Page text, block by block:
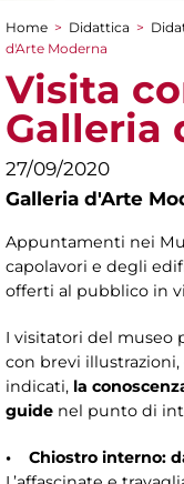
Tu sei qui
Home > Didattica >
d'Arte Moderna
Visita
Galleria
27/09/2020
Galleria d'Arte
Appuntamenti nei
capolavori e degli
offerti al pubblico in
I visitatori del museo
con brevi
indicati, la
guide nel punto di
• Chiostro interno: